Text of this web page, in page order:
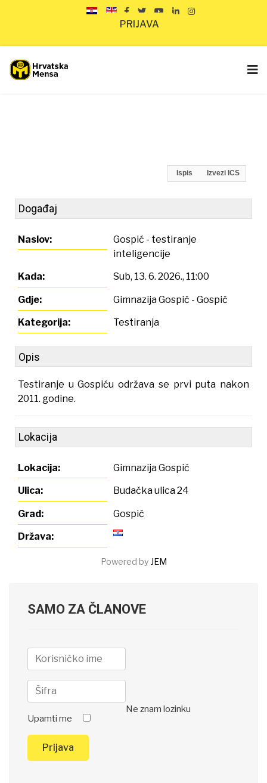
PRIJAVA
Ispis Izvezi ICS
Događaj
Naslov:
Gospić - testiranje
inteligencije
Kada: Sub, 13. 6. 2026., 11:00
Gdje: Gimnazija Gospić - Gospić
Kategorija: Testiranja
Opis
Testiranje u Gospiću održava se prvi puta nakon
2011. godine.
Lokacija
Lokacija: Gimnazija Gospić
Ulica: Budačka ulica 24
Grad: Gospić
Država:
Powered by JEM
SAMO ZA ČLANOVE
Upamti me
Prijava
Ne znam lozinku